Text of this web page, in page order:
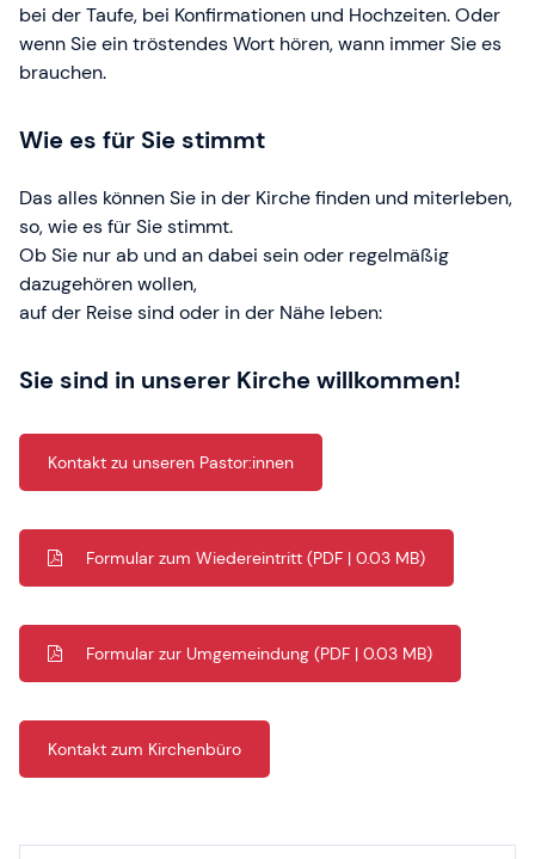
bei der Taufe, bei Konfirmationen und Hochzeiten. Oder
wenn Sie ein tröstendes Wort hören, wann immer Sie es
brauchen.
Wie es für Sie stimmt
Das alles können Sie in der Kirche finden und miterleben,
so, wie es für Sie stimmt.
Ob Sie nur ab und an dabei sein oder regelmäßig
dazugehören wollen,
auf der Reise sind oder in der Nähe leben:
Sie sind in unserer Kirche willkommen!
Kontakt zu unseren Pastor:innen
Formular zum Wiedereintritt (PDF | 0.03 MB)
Formular zur Umgemeindung (PDF | 0.03 MB)
Kontakt zum Kirchenbüro